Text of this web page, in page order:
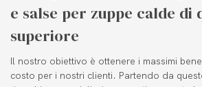
e salse per zuppe calde di
superiore
Il nostro obiettivo è ottenere i massimi
costo per i nostri clienti. Partendo da